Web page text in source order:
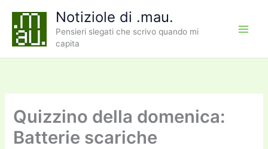
contenuto
Notiziole di .mau.
Pensieri slegati che scrivo quando mi
capita
Quizzino della domenica:
Batterie scariche